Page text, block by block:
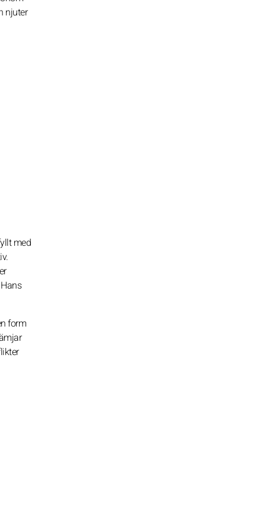
njuter
med
form